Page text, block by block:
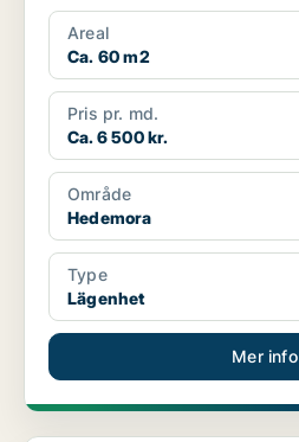
Areal
Ca. 60 m2
Pris pr. md.
Ca. 6 500 kr.
Område
Hedemora
Type
Lägenhet
Mer info